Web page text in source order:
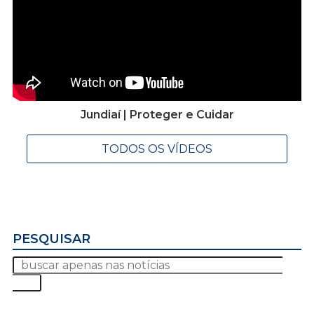
Jundiaí | Proteger e Cuidar
TODOS OS VÍDEOS
PESQUISAR